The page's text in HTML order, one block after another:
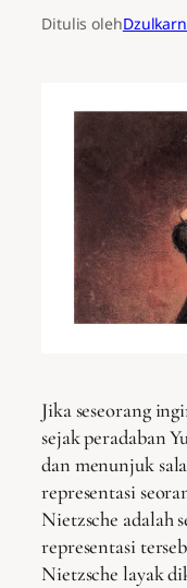
Ditulis oleh
Jika seseorang
sejak peradaban
dan menunjuk
representasi
Nietzsche adalah
representasi
Nietzsche layak